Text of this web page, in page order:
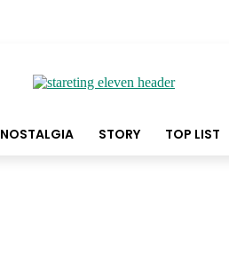
NOSTALGIA STORY TOP LIST